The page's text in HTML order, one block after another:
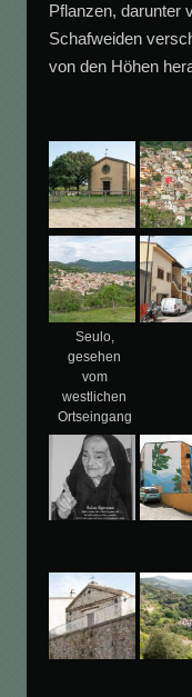
Pflanzen, darunter
Schafweiden
von den Höhen
Seulo,
gesehen
vom
westlichen
Ortseingang